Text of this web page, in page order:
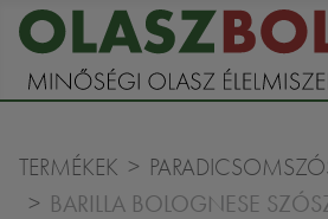
TERMÉKEK
BARILLA BOLOGNESE